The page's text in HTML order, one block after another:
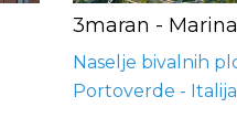
3maran -
Naselje bivalnih
Portoverde - Italija